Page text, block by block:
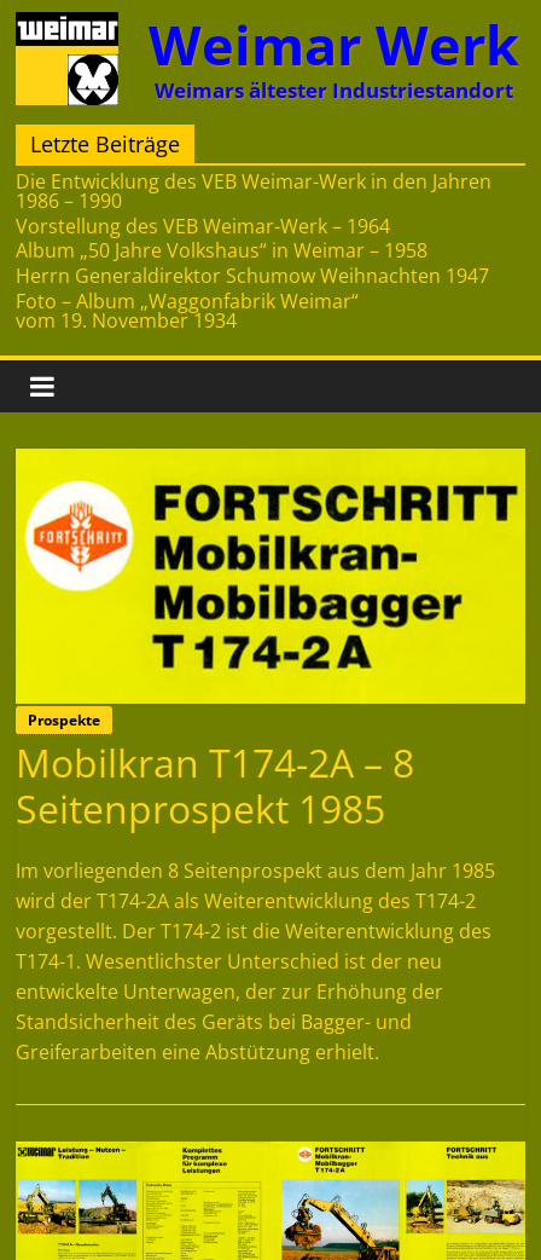
Zum
Inhalt
springen
Weimar Werk
Weimars ältester Industriestandort
Letzte Beiträge
Die Entwicklung des VEB Weimar-Werk in den Jahren
1986 – 1990
Vorstellung des VEB Weimar-Werk – 1964
Album „50 Jahre Volkshaus“ in Weimar – 1958
Herrn Generaldirektor Schumow Weihnachten 1947
Foto – Album „Waggonfabrik Weimar“
vom 19. November 1934
Prospekte
Mobilkran T174-2A – 8
Seitenprospekt 1985
Im vorliegenden 8 Seitenprospekt aus dem Jahr 1985
wird der T174-2A als Weiterentwicklung des T174-2
vorgestellt. Der T174-2 ist die Weiterentwicklung des
T174-1. Wesentlichster Unterschied ist der neu
entwickelte Unterwagen, der zur Erhöhung der
Standsicherheit des Geräts bei Bagger- und
Greiferarbeiten eine Abstützung erhielt.